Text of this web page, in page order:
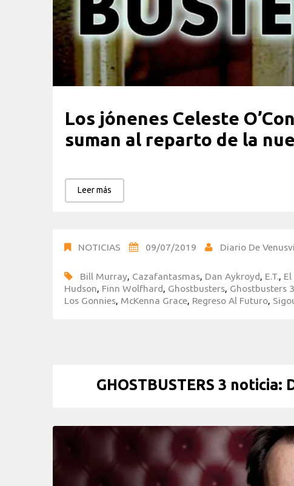
Los jónenes Celeste
suman al reparto de la
Leer más
NOTICIAS 09/07/2019 Diario De
Bill Murray, Cazafantasmas, Dan Aykroyd, E.T.,
Hudson, Finn Wolfhard, Ghostbusters, Ghostbusters 3
Los Gonnies, McKenna Grace, Regreso Al Futuro,
GHOSTBUSTERS 3